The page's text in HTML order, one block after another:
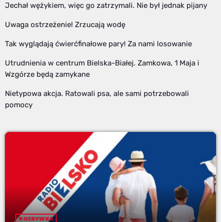
Jechał wężykiem, więc go zatrzymali. Nie był jednak pijany
Uwaga ostrzeżenie! Zrzucają wodę
Tak wyglądają ćwierćfinałowe pary! Za nami losowanie
Utrudnienia w centrum Bielska-Białej. Zamkowa, 1 Maja i
Wzgórze będą zamykane
Nietypowa akcja. Ratowali psa, ale sami potrzebowali
pomocy
ROZRYWKA